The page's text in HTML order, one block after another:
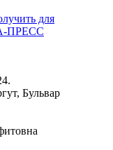
для
ПРЕСС
, Бульвар